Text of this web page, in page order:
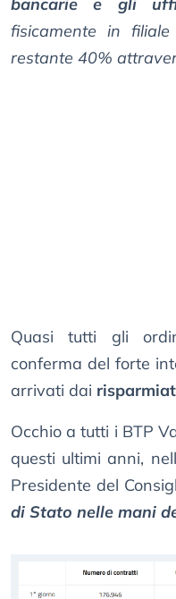
bancarie e gli
fisicamente in
restante 40%
Quasi tutti gli
conferma del forte
arrivati dai
Occhio a tutti i BTP
questi ultimi anni,
Presidente del
di Stato nelle mani